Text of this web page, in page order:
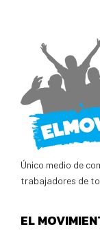
Único medio de
trabajadores de
EL